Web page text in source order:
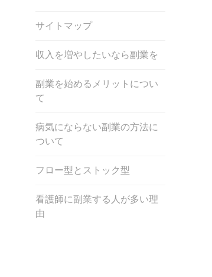
サイトマップ
収入を増やしたいなら副業を
副業を始めるメリットについ
て
病気にならない副業の方法に
ついて
フロー型とストック型
看護師に副業する人が多い理
由